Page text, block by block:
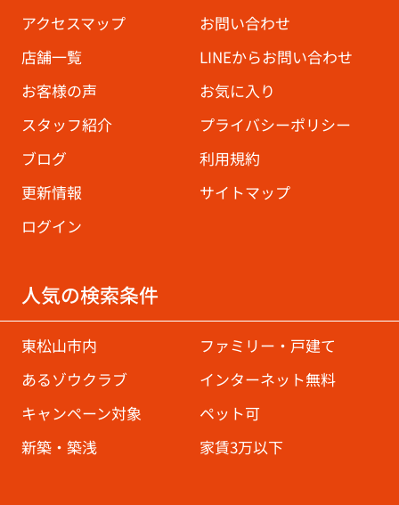
アクセスマップ
お問い合わせ
店舗一覧
LINEからお問い合わせ
お客様の声
お気に入り
スタッフ紹介
プライバシーポリシー
ブログ
利用規約
更新情報
サイトマップ
ログイン
人気の検索条件
東松山市内
ファミリー・戸建て
あるゾウクラブ
インターネット無料
キャンペーン対象
ペット可
新築・築浅
家賃3万以下